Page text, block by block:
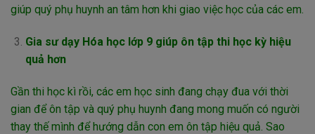
giúp quý phụ huynh an tâm hơn khi giao việc học của các em.
Gia sư dạy Hóa học lớp 9 giúp ôn tập thi học kỳ hiệu
quả hơn
Gần thi học kì rồi, các em học sinh đang chạy đua với thời
gian để ôn tập và quý phụ huynh đang mong muốn có người
thay thế mình để hướng dẫn con em ôn tập hiệu quả. Sao